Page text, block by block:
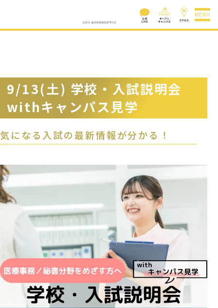
MENU
9/13(土) 学校・入試説明会
withキャンパス見学
気になる入試の最新情報が分かる！